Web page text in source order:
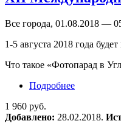
Все города, 01.08.2018 —
1-5 августа 2018 года
Что такое «Фотопарад в
Подробнее
1 960 руб.
Добавлено: 28.02.2018.